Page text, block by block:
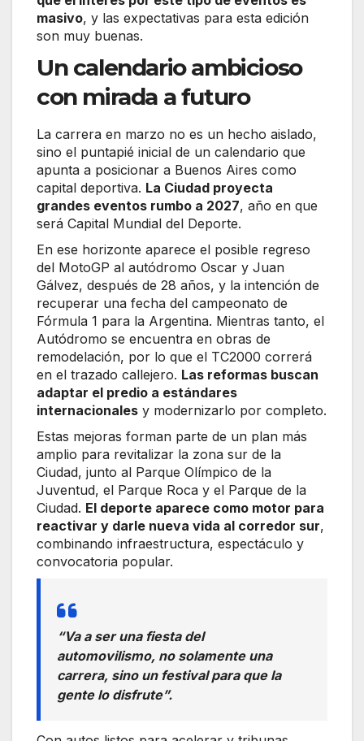
masivo, y las expectativas para esta edición
son muy buenas.
Un calendario ambicioso
con mirada a futuro
La carrera en marzo no es un hecho aislado,
sino el puntapié inicial de un calendario que
apunta a posicionar a Buenos Aires como
capital deportiva. La Ciudad proyecta
grandes eventos rumbo a 2027, año en que
será Capital Mundial del Deporte.
En ese horizonte aparece el posible regreso
del MotoGP al autódromo Oscar y Juan
Gálvez, después de 28 años, y la intención de
recuperar una fecha del campeonato de
Fórmula 1 para la Argentina. Mientras tanto, el
Autódromo se encuentra en obras de
remodelación, por lo que el TC2000 correrá
en el trazado callejero. Las reformas buscan
adaptar el predio a estándares
internacionales y modernizarlo por completo.
Estas mejoras forman parte de un plan más
amplio para revitalizar la zona sur de la
Ciudad, junto al Parque Olímpico de la
Juventud, el Parque Roca y el Parque de la
Ciudad. El deporte aparece como motor para
reactivar y darle nueva vida al corredor sur,
combinando infraestructura, espectáculo y
convocatoria popular.
“Va a ser una fiesta del
automovilismo, no solamente una
carrera, sino un festival para que la
gente lo disfrute”.